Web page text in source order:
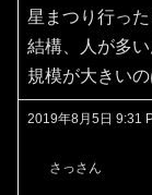
星まつり行った
結構、人が多い
規模が大きい
2019年8月5日 9:31
さっさん